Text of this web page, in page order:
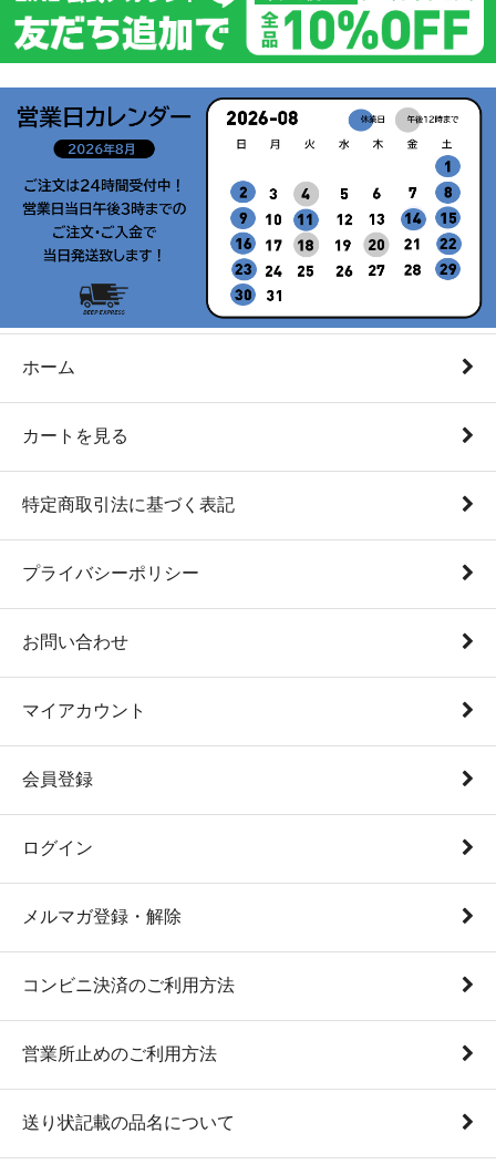
ホーム
カートを見る
特定商取引法に基づく表記
プライバシーポリシー
お問い合わせ
マイアカウント
会員登録
ログイン
メルマガ登録・解除
コンビニ決済のご利用方法
営業所止めのご利用方法
送り状記載の品名について